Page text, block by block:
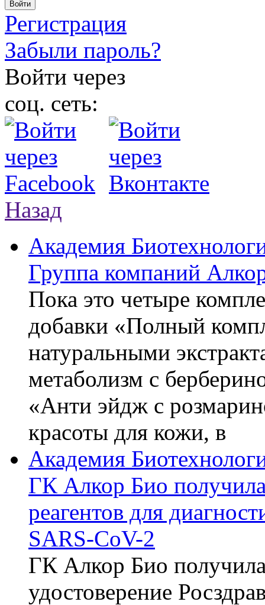
Войти
Регистрация
Забыли пароль?
Войти через
соц. сеть:
Назад
Академия
Группа компаний
Пока это четыре
добавки «Полный
натуральными
метаболизм с
«Анти эйдж с
красоты для кожи, в
Академия
ГК Алкор Био
реагентов для
SARS-CoV-2
ГК Алкор Био
удостоверение